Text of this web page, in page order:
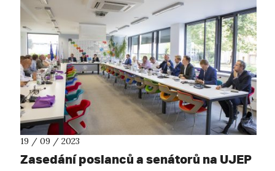
19 / 09 / 2023
Zasedání poslanců a senátorů na UJEP